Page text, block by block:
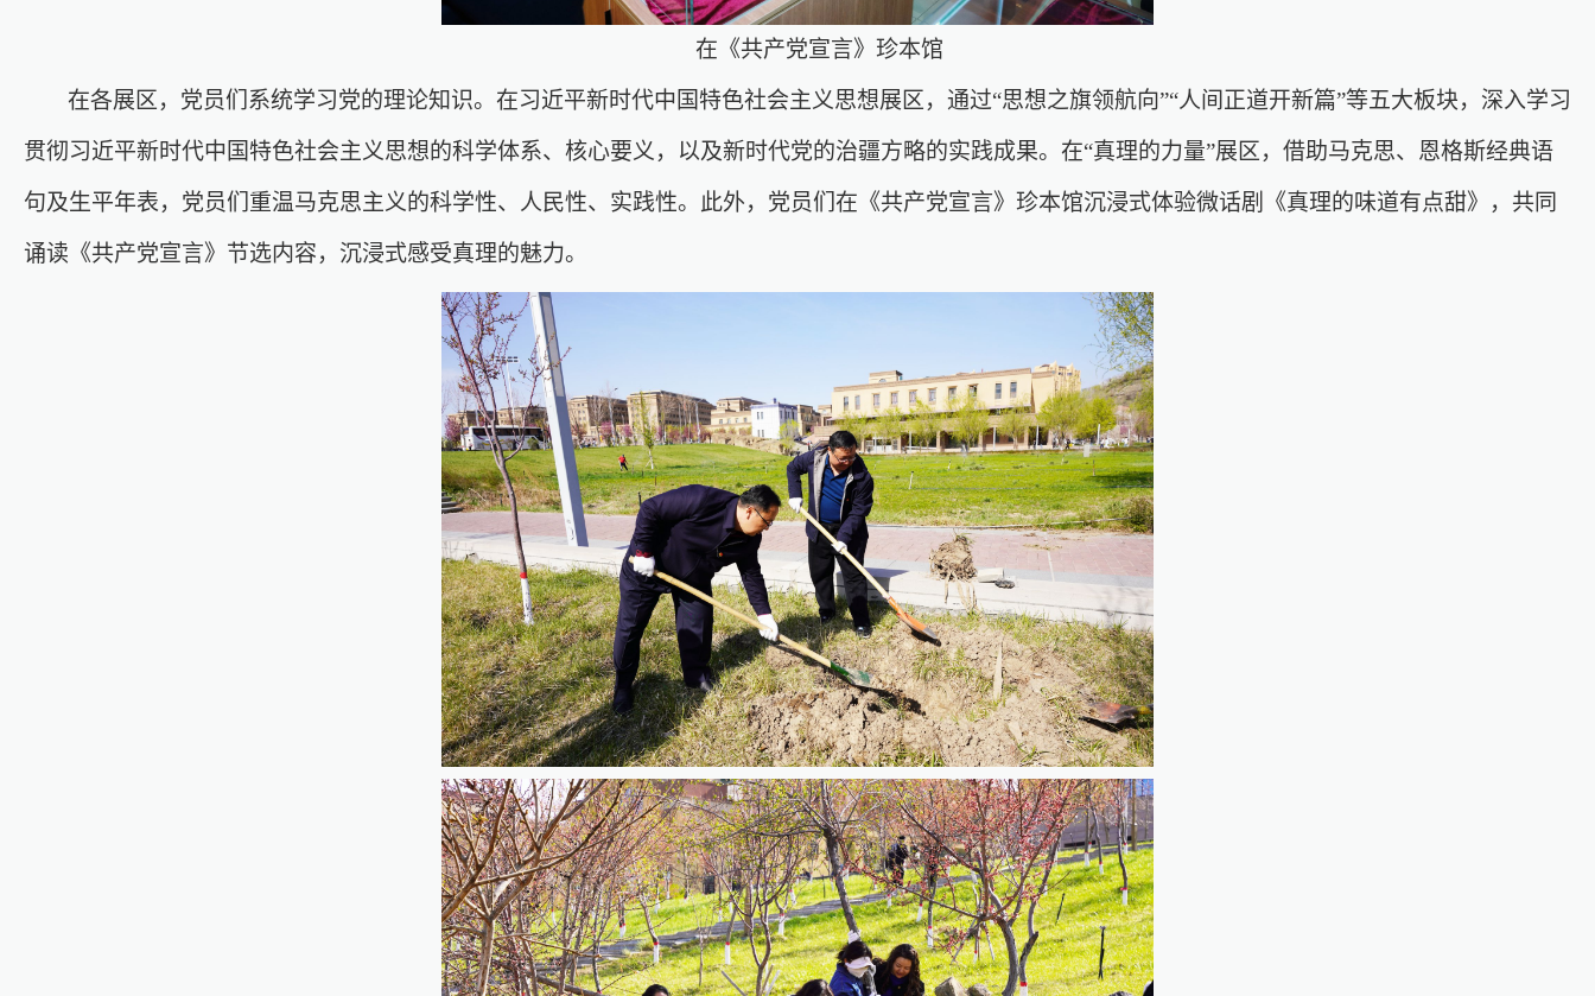
在《共产党宣言》珍本馆
在各展区，党员们系统学习党的理论知识。在习近平新时代中国特色社会主义思想展区，通过“思想之旗领航向”“人间正道开新篇”等五大板块，深入学习
贯彻习近平新时代中国特色社会主义思想的科学体系、核心要义，以及新时代党的治疆方略的实践成果。在“真理的力量”展区，借助马克思、恩格斯经典语
句及生平年表，党员们重温马克思主义的科学性、人民性、实践性。此外，党员们在《共产党宣言》珍本馆沉浸式体验微话剧《真理的味道有点甜》，共同
诵读《共产党宣言》节选内容，沉浸式感受真理的魅力。